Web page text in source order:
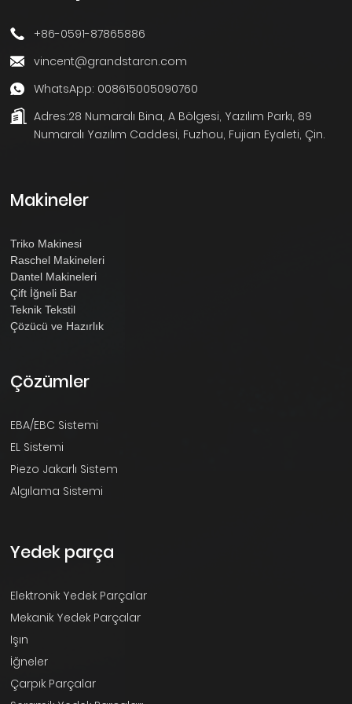
+86-0591-87865886
vincent@grandstarcn.com
WhatsApp: 008615005090760
Adres:28 Numaralı Bina, A Bölgesi, Yazılım Parkı, 89
Numaralı Yazılım Caddesi, Fuzhou, Fujian Eyaleti, Çin.
Makineler
Triko Makinesi
Raschel Makineleri
Dantel Makineleri
Çift İğneli Bar
Teknik Tekstil
Çözücü ve Hazırlık
Çözümler
EBA/EBC Sistemi
EL Sistemi
Piezo Jakarlı Sistem
Algılama Sistemi
Yedek parça
Elektronik Yedek Parçalar
Mekanik Yedek Parçalar
Işın
İğneler
Çarpık Parçalar